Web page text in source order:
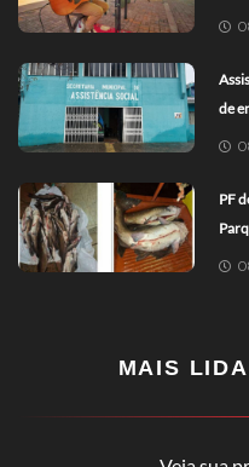
de
PF
MAIS